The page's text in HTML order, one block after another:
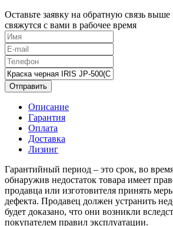
Оставьте заявку на обратную связь
свяжутся с вами в рабочее время
Отправить
Описание
Гарантия
Оплата
Доставка
Лизинг
Гарантийный период – это срок, во
обнаружив недостаток товара имеет
продавца или изготовителя принять
дефекта. Продавец должен устранить
будет доказано, что они возникли
покупателем правил эксплуатации.